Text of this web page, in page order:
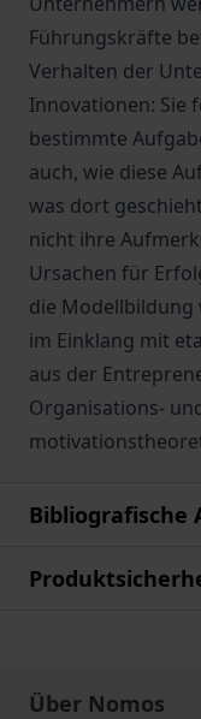
Führungskräfte
Verhalten der
Innovationen: Sie
bestimmte
auch, wie diese
was dort
nicht ihre
Ursachen für
die Modellbildung
im Einklang mit
aus der
Organisations-
Bibliografische
Über Nomos